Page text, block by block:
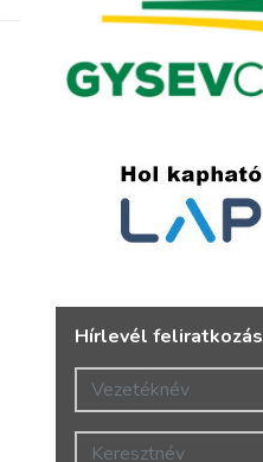
Hírlevél feliratkozás
Vezetéknév
Keresztnév